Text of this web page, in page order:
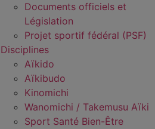
Documents officiels et
Législation
Projet sportif fédéral (PSF)
Disciplines
Aïkido
Aïkibudo
Kinomichi
Wanomichi / Takemusu Aïki
Sport Santé Bien-Être